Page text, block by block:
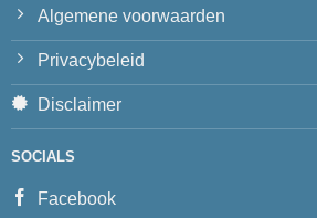
Algemene voorwaarden
Privacybeleid
Disclaimer
SOCIALS
Facebook